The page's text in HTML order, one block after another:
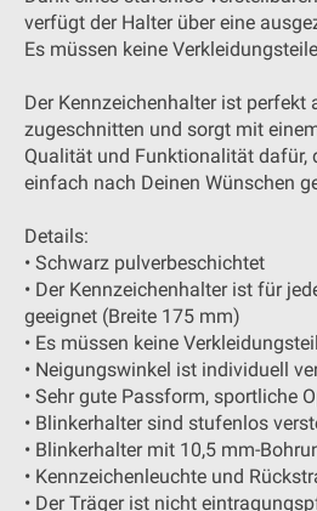
verfügt der Halter über eine
Es müssen keine
Der Kennzeichenhalter ist perfekt
zugeschnitten und sorgt mit
Qualität und Funktionalität dafür,
einfach nach Deinen Wünschen
Details:
• Schwarz pulverbeschichtet
• Der Kennzeichenhalter ist für
geeignet (Breite 175 mm)
• Es müssen keine
• Neigungswinkel ist individuell
• Sehr gute Passform, sportliche
• Blinkerhalter sind stufenlos
• Blinkerhalter mit 10,5 mm-
• Kennzeichenleuchte und
• Der Träger ist nicht